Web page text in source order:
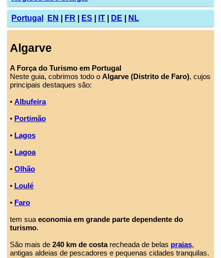
Portugal EN FR ES IT DE NL
Algarve
A Força do Turismo em Portugal
Neste guia, cobrimos todo o Algarve (Distrito de Faro), cujos
principais destaques são:
• Albufeira
• Portimão
• Lagos
• Lagoa
• Olhão
• Loulé
• Faro
tem sua economia em grande parte dependente do
turismo.
São mais de 240 km de costarecheada de belas praias,
antigas aldeias de pescadores e pequenas cidades tranquilas.